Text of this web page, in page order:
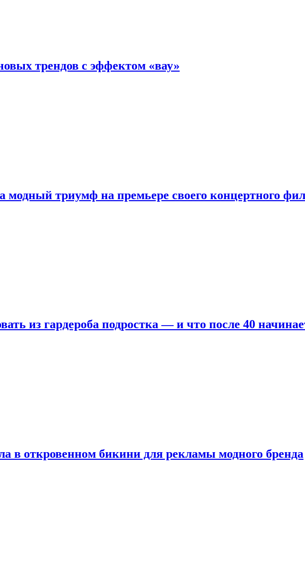
трендов с эффектом «вау»
триумф на премьере своего концертного
из гардероба подростка — и что после 40
в откровенном бикини для рекламы модного бренда